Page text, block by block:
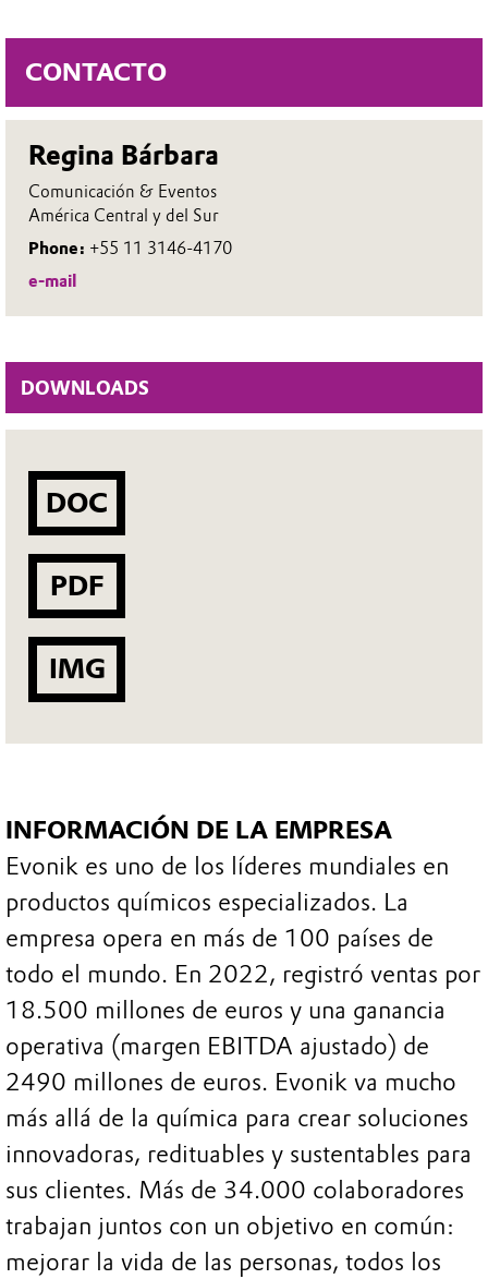
CONTACTO
Regina Bárbara
Comunicación & Eventos
América Central y del Sur
Phone: +55 11 3146-4170
e-mail
DOWNLOADS
DOC
PDF
IMG
INFORMACIÓN DE LA EMPRESA
Evonik es uno de los líderes mundiales en
productos químicos especializados. La
empresa opera en más de 100 países de
todo el mundo. En 2022, registró ventas por
18.500 millones de euros y una ganancia
operativa (margen EBITDA ajustado) de
2490 millones de euros. Evonik va mucho
más allá de la química para crear soluciones
innovadoras, redituables y sustentables para
sus clientes. Más de 34.000 colaboradores
trabajan juntos con un objetivo en común:
mejorar la vida de las personas, todos los